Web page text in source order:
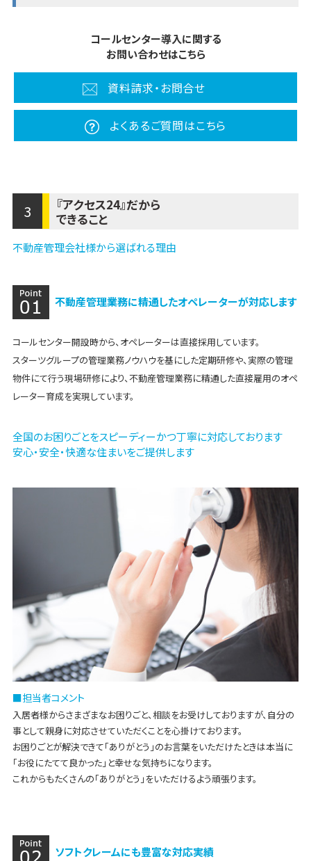
コールセンター導入に関する
お問い合わせはこちら
資料請求・お問合せ
よくあるご質問はこちら
3
『アクセス24』だから
できること
不動産管理会社様から選ばれる理由
不動産管理業務に精通したオペレーターが対応します
コールセンター開設時から、オペレーターは直接採用しています。
スターツグループの管理業務ノウハウを基にした定期研修や、実際の管理
物件にて行う現場研修により、不動産管理業務に精通した直接雇用のオペ
レーター育成を実現しています。
全国のお困りごとをスピーディーかつ丁寧に対応しております
安心・安全・快適な住まいをご提供します
担当者コメント
入居者様からさまざまなお困りごと、相談をお受けしておりますが、自分の
事として親身に対応させていただくことを心掛けております。
お困りごとが解決できて「ありがとう」のお言葉をいただけたときは本当に
「お役にたてて良かった」と幸せな気持ちになります。
これからもたくさんの「ありがとう」をいただけるよう頑張ります。
ソフトクレームにも豊富な対応実績